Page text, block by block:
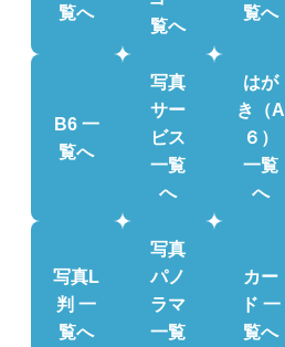
覧へ
覧へ
覧へ
B6 一
覧へ
写真
サー
ビス
一覧
へ
はが
き（A
６）
一覧
へ
写真L
判 一
覧へ
写真
パノ
ラマ
一覧
カー
ド 一
覧へ